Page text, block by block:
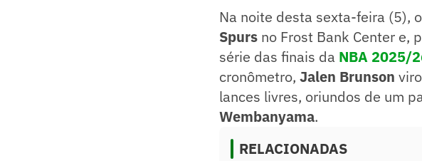
Na noite desta sexta-feira (5), o
Spurs no Frost Bank Center e,
série das finais da NBA 2025/
cronômetro, Jalen Brunson
lances livres, oriundos de um
Wembanyama.
RELACIONADAS